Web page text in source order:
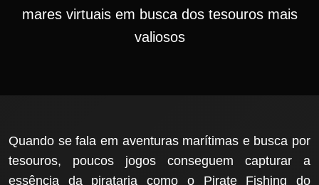
mares virtuais em busca dos tesouros mais
valiosos
Quando se fala em aventuras marítimas e busca por
tesouros, poucos jogos conseguem capturar a
essência da pirataria como o Pirate Fishing do